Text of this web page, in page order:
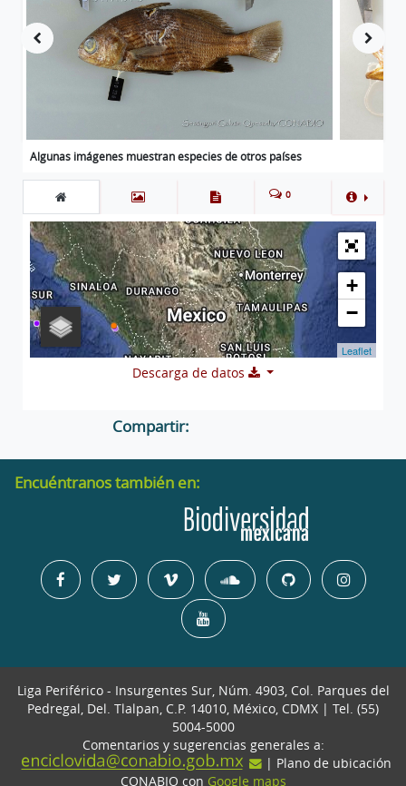
Algunas imágenes muestran especies de otros países
0
+
−
Leaflet
Descarga de datos
Compartir:
Encuéntranos también en:
Liga Periférico - Insurgentes Sur, Núm. 4903, Col. Parques del
Pedregal, Del. Tlalpan, C.P. 14010, México, CDMX | Tel. (55)
5004-5000
Comentarios y sugerencias generales a:
| Plano de ubicación
CONABIO con Google maps